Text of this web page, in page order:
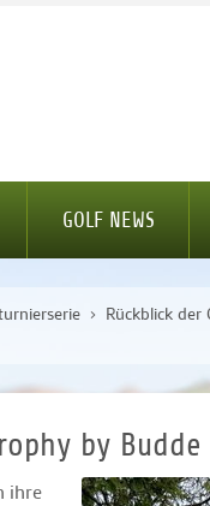
GOLF NEWS
Rückblick
by
ihre